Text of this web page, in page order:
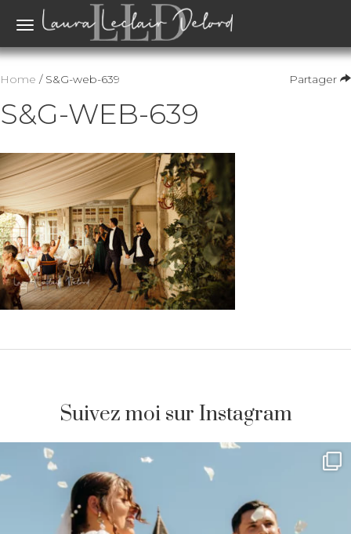
Toggle
Partager
Home / S&G-web-639
S&G-WEB-639
Suivez moi sur Instagram